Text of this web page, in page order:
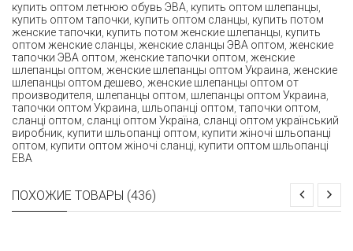
купить оптом летнюю обувь ЭВА купить оптом шлепанцы
купить оптом тапочки купить оптом сланцы купить потом
женские тапочки купить потом женские шлепанцы купить
оптом женские сланцы женские сланцы ЭВА оптом женские
тапочки ЭВА оптом женские тапочки оптом женские
шлепанцы оптом женские шлепанцы оптом Украина женские
шлепанцы оптом дешево женские шлепанцы оптом от
производителя шлепанцы оптом шлепанцы оптом Украина
тапочки оптом Украина шльопанці оптом тапочки оптом
сланці оптом сланці оптом Україна сланці оптом український
виробник купити шльопанці оптом купити жіночі шльопанці
оптом купити оптом жіночі сланці купити оптом шльопанці
ЕВА
ПОХОЖИЕ ТОВАРЫ (436)